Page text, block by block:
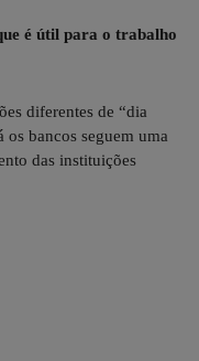
é útil para o trabalho
diferentes de “dia
bancos seguem uma
das instituições